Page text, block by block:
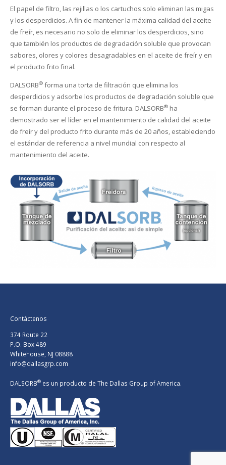
El papel de filtro, las rejillas o los cartuchos solo eliminan las migas
y los desperdicios. A fin de mantener la máxima calidad del aceite
de freír, es necesario no solo de eliminar los desperdicios, sino
que también los productos de degradación soluble que provocan
sabores, olores y colores desagradables en el aceite de freír y en
el producto frito final.
DALSORB®forma una torta de filtración que elimina los
desperdicios y adsorbe los productos de degradación soluble que
se forman durante el proceso de fritura. DALSORB®ha
demostrado ser el líder en el mantenimiento de calidad del aceite
de freír y del producto frito durante más de 20 años, estableciendo
el estándar de referencia a nivel mundial con respecto al
mantenimiento del aceite.
Contáctenos
374 Route 22
P.O. Box 489
Whitehouse, NJ 08888
info@dallasgrp.com
DALSORB®es un producto de The Dallas Group of America.